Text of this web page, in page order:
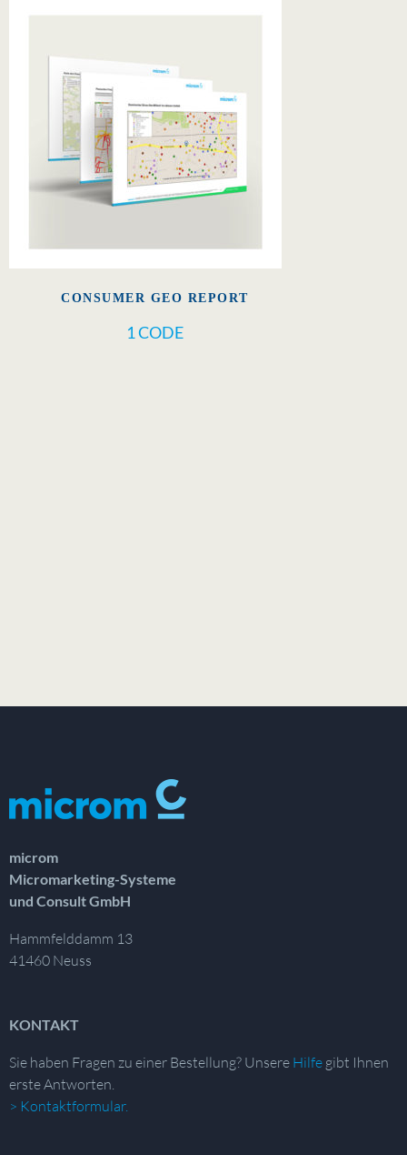
CONSUMER GEO REPORT
1 CODE
microm
Micromarketing-Systeme
und Consult GmbH
Hammfelddamm 13
41460 Neuss
KONTAKT
Sie haben Fragen zu einer Bestellung? Unsere Hilfe gibt Ihnen
erste Antworten.
> Kontaktformular.